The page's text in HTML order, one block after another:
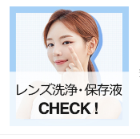
ブルー
透明
ハロウィンカラコン
ケア用品